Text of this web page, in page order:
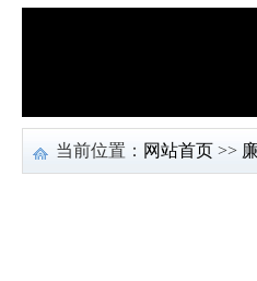
当前位置： 网站首页 >>